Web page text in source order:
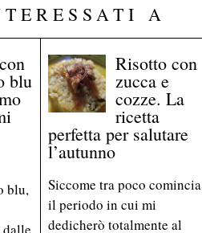
A
blu
blu,
Risotto con
zucca e
cozze. La
ricetta
perfetta per salutare
l’autunno
Siccome tra poco comincia
il periodo in cui mi
dedicherò totalmente al